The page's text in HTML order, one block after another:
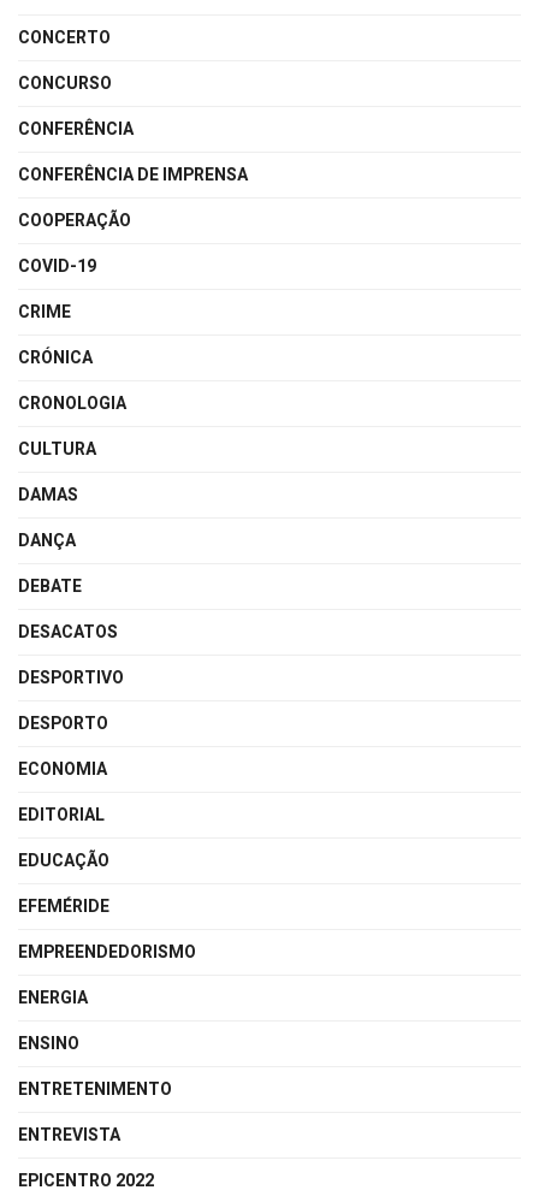
CONCERTO
CONCURSO
CONFERÊNCIA
CONFERÊNCIA DE IMPRENSA
COOPERAÇÃO
COVID-19
CRIME
CRÓNICA
CRONOLOGIA
CULTURA
DAMAS
DANÇA
DEBATE
DESACATOS
DESPORTIVO
DESPORTO
ECONOMIA
EDITORIAL
EDUCAÇÃO
EFEMÉRIDE
EMPREENDEDORISMO
ENERGIA
ENSINO
ENTRETENIMENTO
ENTREVISTA
EPICENTRO 2022